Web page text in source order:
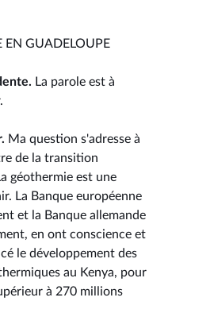
EN GUADELOUPE
La parole est à
Ma question s'adresse à
de la transition
géothermie est une
La Banque européenne
et la Banque allemande
en ont conscience et
le développement des
au Kenya, pour
à 270 millions